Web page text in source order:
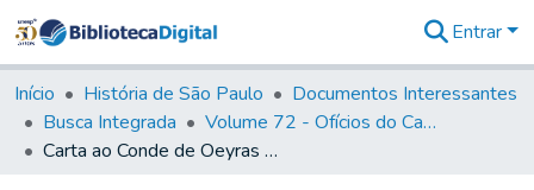
&
Coleções
Tudo na
Biblioteca
Entrar
Início História de São Paulo
Documentos Interessantes
Busca Integrada
Volume 72 - Ofícios do Capitão General D. Luis Antonio de Souza Botelho Mourão (Morgado de Matheus): 1765-1766
Carta ao Conde de Oeyras sobre o Convento que foi dos Jesuítas